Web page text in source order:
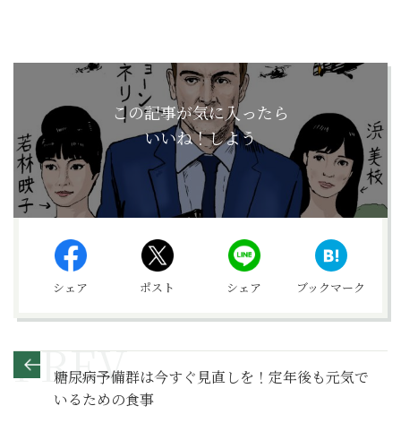
この記事が気に入ったら
いいね！しよう
シェア ポスト シェア ブックマーク
糖尿病予備群は今すぐ見直しを！定年後も元気で
いるための食事